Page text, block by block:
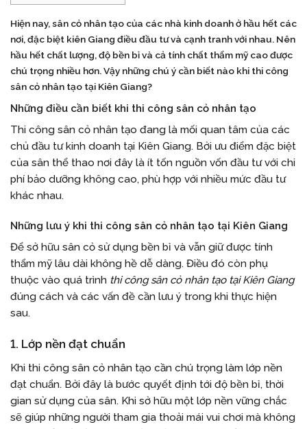
Hiện nay, sân cỏ nhân tạo của các nhà kinh doanh ở hầu hết các
nơi, đặc biệt kiên Giang điều đầu tư và cạnh tranh với nhau. Nên
hầu hết chất lượng, độ bền bỉ và cả tính chất thẩm mỹ cao được
chú trọng nhiều hơn. Vậy những chú ý cần biết nào khi thi công
sân cỏ nhân tạo tại Kiên Giang?
Những điều cần biết khi thi công sân cỏ nhân tạo
Thi công sân cỏ nhân tạo đang là mối quan tâm của các
chủ đầu tư kinh doanh tại Kiên Giang. Bởi ưu điểm đặc biệt
của sân thể thao nơi đây là ít tốn nguồn vốn đầu tư với chi
phí bảo dưỡng không cao, phù hợp với nhiều mức đầu tư
khác nhau.
Những lưu ý khi thi công sân cỏ nhân tạo tại Kiên Giang
Để sở hữu sân cỏ sử dụng bền bỉ và vẫn giữ được tính
thẩm mỹ lâu dài không hề dễ dàng. Điều đó còn phụ
thuộc vào quá trình thi công sân cỏ nhân tạo tại Kiên Giang
đúng cách và các vấn đề cần lưu ý trong khi thực hiện
sau.
1. Lớp nền đạt chuẩn
Khi thi công sân cỏ nhân tạo cần chú trọng làm lớp nền
đạt chuẩn. Bởi đây là bước quyết định tới độ bền bỉ, thời
gian sử dụng của sân. Khi sở hữu một lớp nền vững chắc
sẽ giúp những người tham gia thoải mái vui chơi mà không